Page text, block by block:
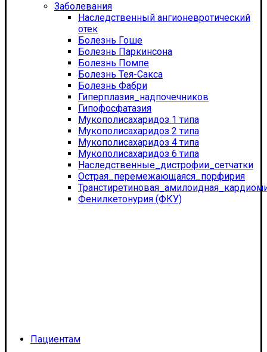
Заболевания
Наследственный ангионевротический
отек
Болезнь Гоше
Болезнь Паркинсона
Болезнь Помпе
Болезнь Тея-Сакса
Болезнь Фабри
Гиперплазия_надпочечников
Гипофосфатазия
Мукополисахаридоз 1 типа
Мукополисахаридоз 2 типа
Мукополисахаридоз 4 типа
Мукополисахаридоз 6 типа
Наследственные_дистрофии_сетчатки
Острая_перемежающаяся_порфирия
Фенилкетонурия (ФКУ)
Пациентам